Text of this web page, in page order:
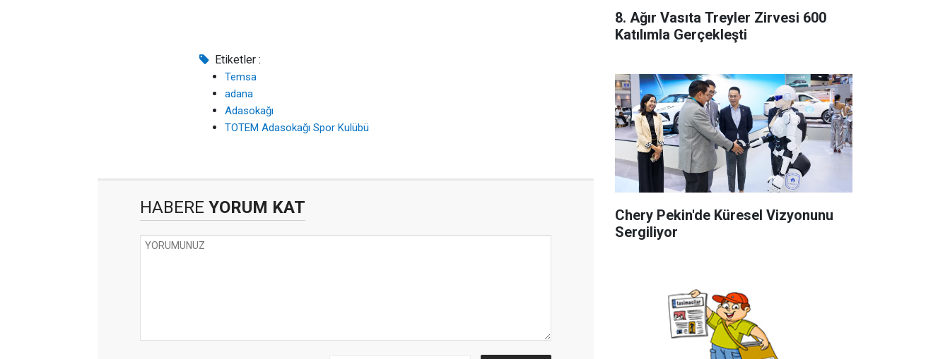
Etiketler :
Temsa
adana
Adasokağı
TOTEM Adasokağı Spor Kulübü
HABERE YORUM KAT
8. Ağır Vasıta Treyler Zirvesi 600
Katılımla Gerçekleşti
Chery Pekin'de Küresel Vizyonunu
Sergiliyor